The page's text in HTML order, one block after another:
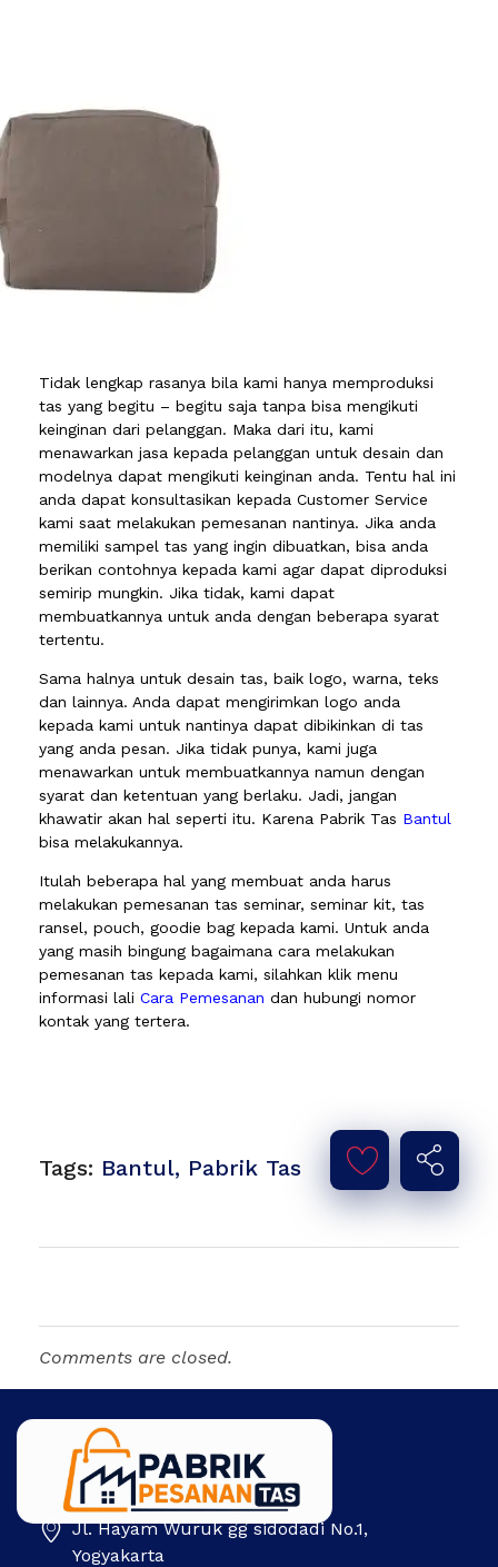
Tidak lengkap rasanya bila kami hanya memproduksi
tas yang begitu – begitu saja tanpa bisa mengikuti
keinginan dari pelanggan. Maka dari itu, kami
menawarkan jasa kepada pelanggan untuk desain dan
modelnya dapat mengikuti keinginan anda. Tentu hal ini
anda dapat konsultasikan kepada Customer Service
kami saat melakukan pemesanan nantinya. Jika anda
memiliki sampel tas yang ingin dibuatkan, bisa anda
berikan contohnya kepada kami agar dapat diproduksi
semirip mungkin. Jika tidak, kami dapat
membuatkannya untuk anda dengan beberapa syarat
tertentu.
Sama halnya untuk desain tas, baik logo, warna, teks
dan lainnya. Anda dapat mengirimkan logo anda
kepada kami untuk nantinya dapat dibikinkan di tas
yang anda pesan. Jika tidak punya, kami juga
menawarkan untuk membuatkannya namun dengan
syarat dan ketentuan yang berlaku. Jadi, jangan
khawatir akan hal seperti itu. Karena Pabrik Tas Bantul
bisa melakukannya.
Itulah beberapa hal yang membuat anda harus
melakukan pemesanan tas seminar, seminar kit, tas
ransel, pouch, goodie bag kepada kami. Untuk anda
yang masih bingung bagaimana cara melakukan
pemesanan tas kepada kami, silahkan klik menu
informasi lali Cara Pemesanan dan hubungi nomor
kontak yang tertera.
Tags: Bantul, Pabrik Tas
Comments are closed.
Pabrik Pesanan Tas Jl. Hayam Wuruk gg sidodadi No.1,
Yogyakarta